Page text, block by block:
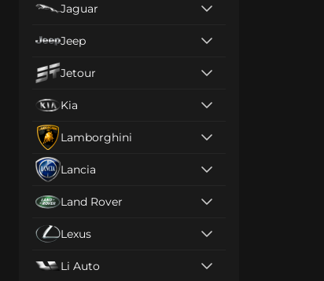
Jaguar
Jeep
Jetour
Kia
Lamborghini
Lancia
Land Rover
Lexus
Li Auto